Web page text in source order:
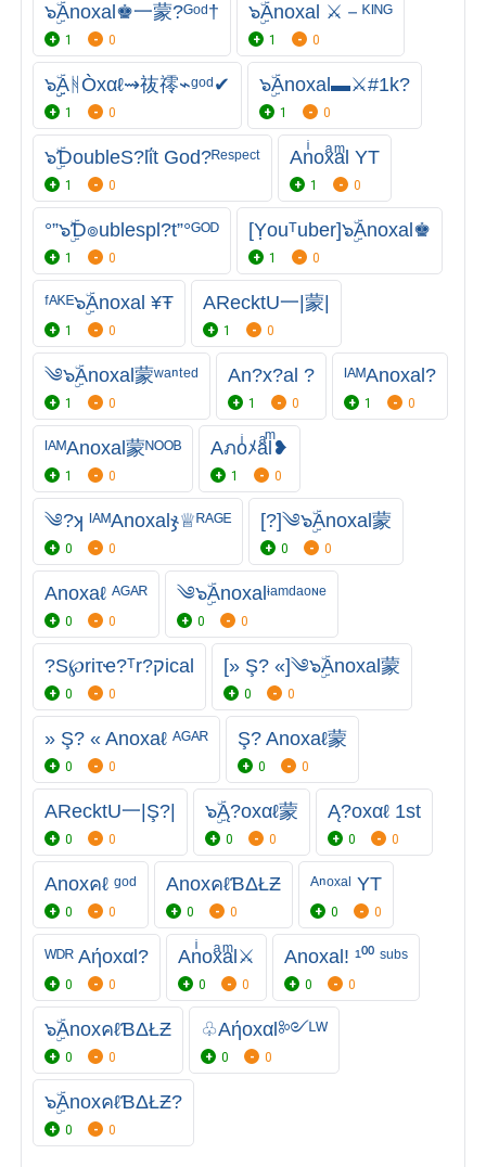
๖ۣۜAnoxal♚一蒙?ᴳᵒᵈ†
1 0
๖ۣۜAnoxal ⚔－ᴷᴵᴺᴳ
1 0
๖ۣۣۜАᚻÒxαℓ⇝鿆鿅⌁ᵍᵒᵈ✔
1 0
๖ۣۜAnoxal▬⚔#1k?
1 0
๖ۣۜƊoubleS?lΐt God?ᴿᵉˢᵖᵉᶜᵗ
1 0
Anͥoxͣaͫl YT
1 0
°”๖ۣۜƊ๏ublespl?t”°ᴳᴼᴰ
1 0
[Ỵouᵀuber]๖ۣۜAnoxal♚
1 0
ᶠᴬᴷᴱ๖ۣۜAnoxal ¥Ŧ
1 0
ARecktU一|蒙|
1 0
༄๖ۣۜAnoxal蒙ʷᵃⁿᵗᵉᵈ
1 0
An?x?al ?
1 0
ᴵᴬᴹAnoxal?
1 0
ᴵᴬᴹAnoxal蒙ᴺᴼᴼᴮ
1 0
Aภoͥﾒaͣlͫ❥
1 0
༄?ʞ ᴵᴬᴹAnoxalჯ♕ᴿᴬᴳᴱ
0 0
[?]༄๖ۣۜAnoxal蒙
0 0
Anoxaℓ ᴬᴳᴬᴿ
0 0
༄๖ۣۜAnoxalᶤᵃᵐᵈᵃᵒᶰᵉ
0 0
?S℘riτҽ?ᵀr?קical
0 0
[» Ş? «]༄๖ۣۜAnoxal蒙
0 0
» Ş? « Anoxaℓ ᴬᴳᴬᴿ
0 0
Ş? Anoxaℓ蒙
0 0
ARecktU一|Ş?|
0 0
๖ۣۜĄ?oxαℓ蒙
0 0
Ą?oxαℓ 1st
0 0
Anoxคℓ ᵍᵒᵈ
0 0
AnoxคℓƁΔŁƵ
0 0
ᴬⁿᵒˣᵃˡ YT
0 0
ᵂᴰᴿ Aήoxαl?
0 0
Anͥoxͣaͫl⚔
0 0
Anoxal! ¹⁰⁰ ˢᵘᵇˢ
0 0
๖ۣۜAnoxคℓƁΔŁƵ
0 0
♧Aήoxαl༻ᴸᵂ
0 0
๖ۣۜAnoxคℓƁΔŁƵ?
0 0